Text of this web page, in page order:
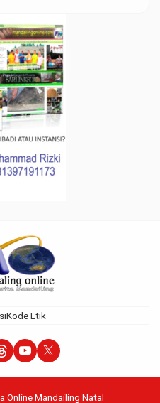
Kode Etik
Online Mandailing Natal